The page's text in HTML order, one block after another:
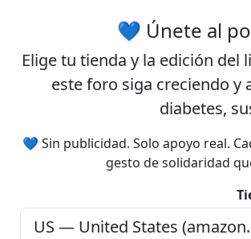
💙 Únete al
Elige tu tienda y la edición del
este foro siga creciendo y
diabetes,
💙 Sin publicidad. Solo apoyo real.
gesto de solidaridad